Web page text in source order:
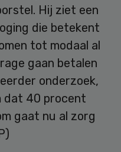
Hij ziet een
die betekent
tot modaal al
gaan betalen
onderzoek,
dat 40 procent
gaat nu al zorg